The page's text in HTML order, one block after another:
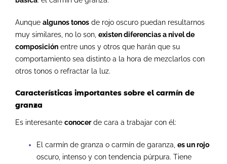
Aunque algunos tonos de rojo oscuro puedan resultarnos
muy similares, no lo son, existen diferencias a nivel de
composición entre unos y otros que harán que su
comportamiento sea distinto a la hora de mezclarlos con
otros tonos o refractar la luz.
Características importantes sobre el carmín de
granza
Es interesante conocerde cara a trabajar con él:
El carmín de granza o carmín de garanza, es un rojo
oscuro, intenso y con tendencia púrpura. Tiene